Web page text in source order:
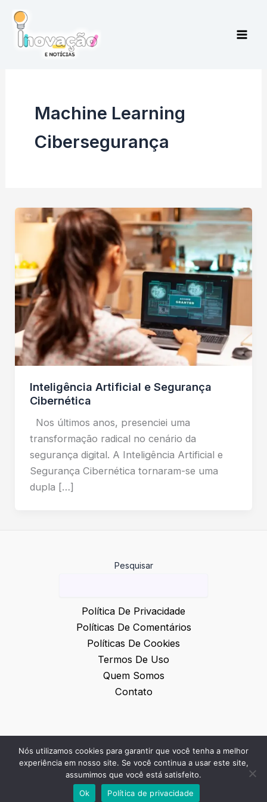
para
Machine Learning
Cibersegurança
Inteligência Artificial e Segurança
Cibernética
Nos últimos anos, presenciei uma
transformação radical no cenário da
segurança digital. A Inteligência Artificial e
Segurança Cibernética tornaram-se uma
dupla […]
Pesquisar
Política De Privacidade
Políticas De Comentários
Políticas De Cookies
Termos De Uso
Quem Somos
Contato
© 2026 Inovação e Notícias
Nós utilizamos cookies para garantir que você tenha a melhor
experiência em nosso site. Se você continua a usar este site,
assumimos que você está satisfeito.
Ok
Política de privacidade